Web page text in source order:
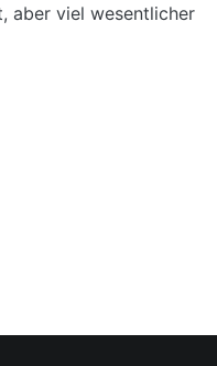
aber viel wesentlicher